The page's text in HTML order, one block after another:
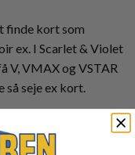
finde kort som
ex. I Scarlet & Violet
V, VMAX og VSTAR
så seje ex kort.